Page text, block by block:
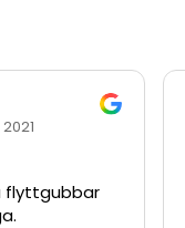
flyttgubbar